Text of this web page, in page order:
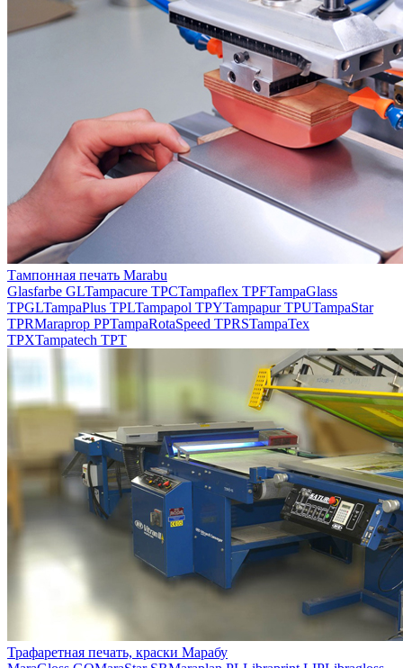
Тампонная печать Marabu
Glasfarbe GLTampacure TPCTampaflex TPFTampaGlass
TPGLTampaPlus TPLTampapol TPYTampapur TPUTampaStar
TPRMaraprop PPTampaRotaSpeed TPRSTampaTex
TPXTampatech TPT
Трафаретная печать, краски Марабу